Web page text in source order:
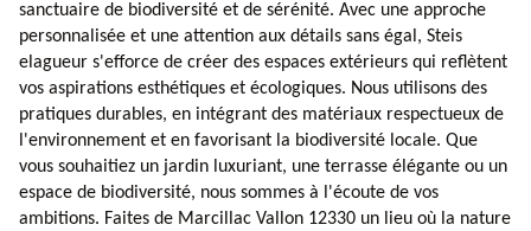
sanctuaire de biodiversité et de sérénité. Avec une approche
personnalisée et une attention aux détails sans égal, Steis
elagueur s'efforce de créer des espaces extérieurs qui reflètent
vos aspirations esthétiques et écologiques. Nous utilisons des
pratiques durables, en intégrant des matériaux respectueux de
l'environnement et en favorisant la biodiversité locale. Que
vous souhaitiez un jardin luxuriant, une terrasse élégante ou un
espace de biodiversité, nous sommes à l'écoute de vos
ambitions. Faites de Marcillac Vallon 12330 un lieu où la nature